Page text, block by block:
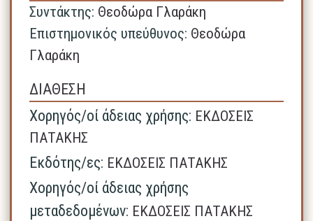
Συντάκτης: Θεοδώρα Γλαράκη
Επιστημονικός υπεύθυνος: Θεοδώρα
Γλαράκη
ΔΙΑΘΕΣΗ
Χορηγός/οί άδειας χρήσης: ΕΚΔΟΣΕΙΣ
ΠΑΤΑΚΗΣ
Εκδότης/ες: ΕΚΔΟΣΕΙΣ ΠΑΤΑΚΗΣ
Χορηγός/οί άδειας χρήσης
μεταδεδομένων: ΕΚΔΟΣΕΙΣ ΠΑΤΑΚΗΣ